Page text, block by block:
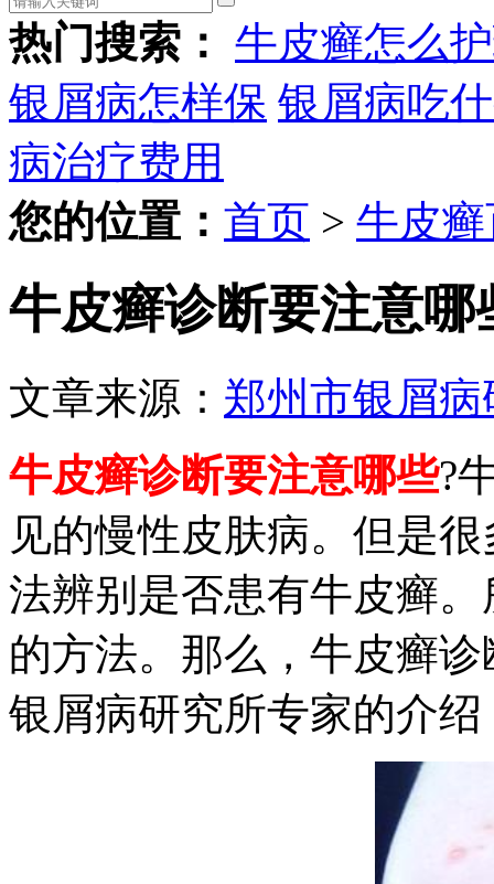
热门搜索： 牛皮癣怎么
银屑病怎样保 银屑病吃
病治疗费用
您的位置： 首页 > 牛皮
牛皮癣诊断要注意哪
文章来源： 郑州市银屑病
牛皮癣诊断要注意哪些?
见的慢性皮肤病。但是
法辨别是否患有牛皮癣
的方法。那么，牛皮癣
银屑病研究所专家的介绍